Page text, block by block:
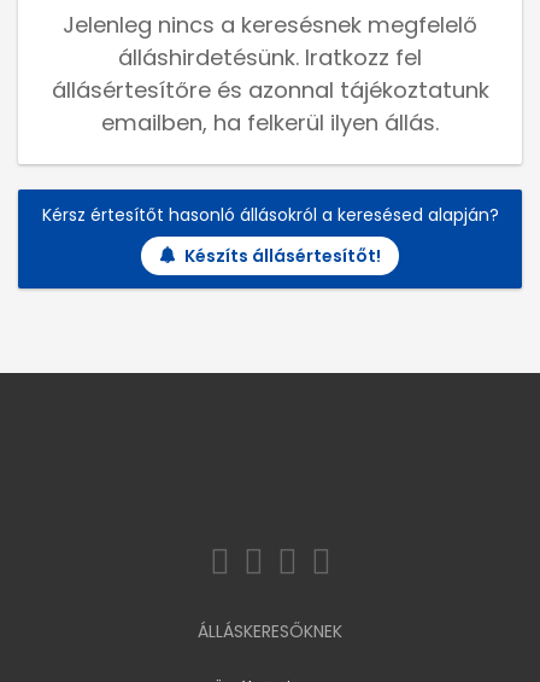
Jelenleg nincs a keresésnek megfelelő
álláshirdetésünk. Iratkozz fel
állásértesítőre és azonnal tájékoztatunk
emailben, ha felkerül ilyen állás.
Kérsz értesítőt hasonló állásokról a keresésed alapján?
Készíts állásértesítőt!
ÁLLÁSKERESŐKNEK